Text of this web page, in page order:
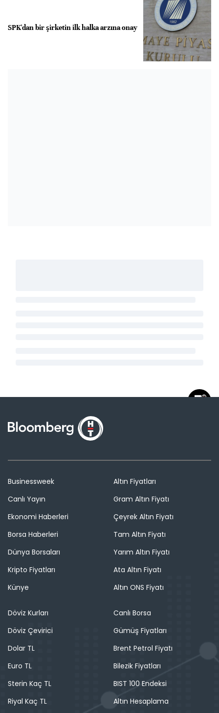
SPK'dan bir şirketin ilk halka arzına onay
Businessweek
Canlı Yayın
Ekonomi Haberleri
Borsa Haberleri
Dünya Borsaları
Kripto Fiyatları
Künye
Altın Fiyatları
Gram Altın Fiyatı
Çeyrek Altın Fiyatı
Tam Altın Fiyatı
Yarım Altın Fiyatı
Ata Altın Fiyatı
Altın ONS Fiyatı
Döviz Kurları
Döviz Çevirici
Dolar TL
Euro TL
Sterin Kaç TL
Riyal Kaç TL
Canlı Borsa
Gümüş Fiyatları
Brent Petrol Fiyatı
Bilezik Fiyatları
BIST 100 Endeksi
Altın Hesaplama